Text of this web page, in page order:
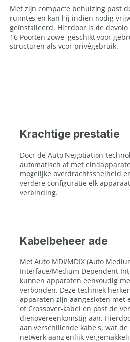
Met zijn compacte behuizing past
ruimtes en kan hij indien nodig
geïnstalleerd. Hierdoor is de
16 Poorten zowel geschikt voor
structuren als voor privégebruik.
Krachtige prestatie
Door de Auto Negotiation-
automatisch af met
mogelijke overdrachtssnelheid
verdere configuratie elk
verbinding.
Kabelbeheer ade
Met Auto MDI/MDIX (Auto
Interface/Medium Dependent
kunnen apparaten eenvoudig
verbonden. Deze techniek
apparaten zijn aangesloten met
of Crossover-kabel en past de
dienovereenkomstig aan.
aan verschillende kabels, wat
netwerk aanzienlijk